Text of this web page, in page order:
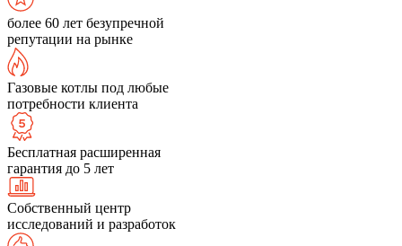
более 60 лет безупречной
репутации на рынке
Газовые котлы под любые
потребности клиента
Бесплатная расширенная
гарантия до 5 лет
Собственный центр
исследований и разработок